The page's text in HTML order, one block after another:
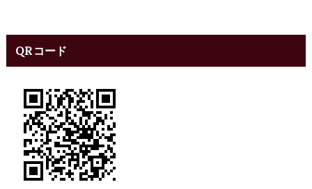
QRコード